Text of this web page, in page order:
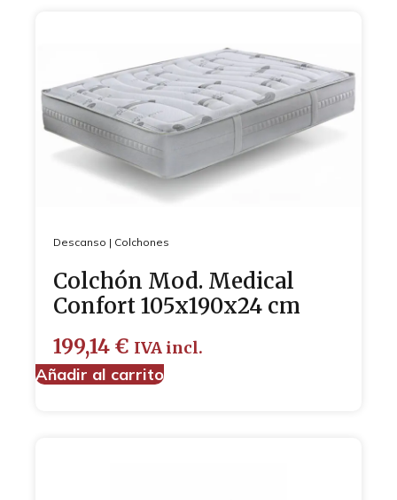
Descanso | Colchones
Colchón Mod. Medical
Confort 105x190x24 cm
199,14 € IVA incl.
Añadir al carrito